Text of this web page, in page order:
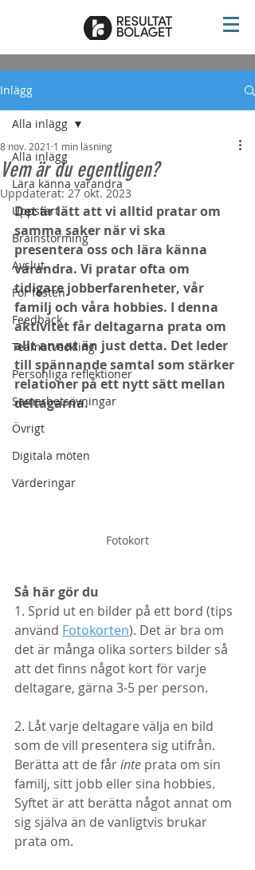
Inlägg
Alla inlägg
Lära känna varandra
Uppstart
Brainstorming
Avslut
För festen
Feedback
Teamutveckling
Personliga reflektioner
Samarbetsövningar
Övrigt
Digitala möten
Värderingar
Alla inlägg
Vem är du egentligen?
8 nov. 2021 1 min läsning
Uppdaterat:27 okt. 2023
Det är lätt att vi alltid pratar om
samma saker när vi ska
presentera oss och lära känna
varandra. Vi pratar ofta om
tidigare jobberfarenheter, vår
familj och våra hobbies. I denna
aktivitet får deltagarna prata om
allt annat än just detta. Det leder
till spännande samtal som stärker
relationer på ett nytt sätt mellan
deltagarna.
Fotokort
Så här gör du
1. Sprid ut en bilder på ett bord (tips
använd Fotokorten). Det är bra om
det är många olika sorters bilder så
att det finns något kort för varje
deltagare, gärna 3-5 per person.
2. Låt varje deltagare välja en bild
som de vill presentera sig utifrån.
Berätta att de får inte prata om sin
familj, sitt jobb eller sina hobbies.
Syftet är att berätta något annat om
sig själva än de vanligtvis brukar
prata om.